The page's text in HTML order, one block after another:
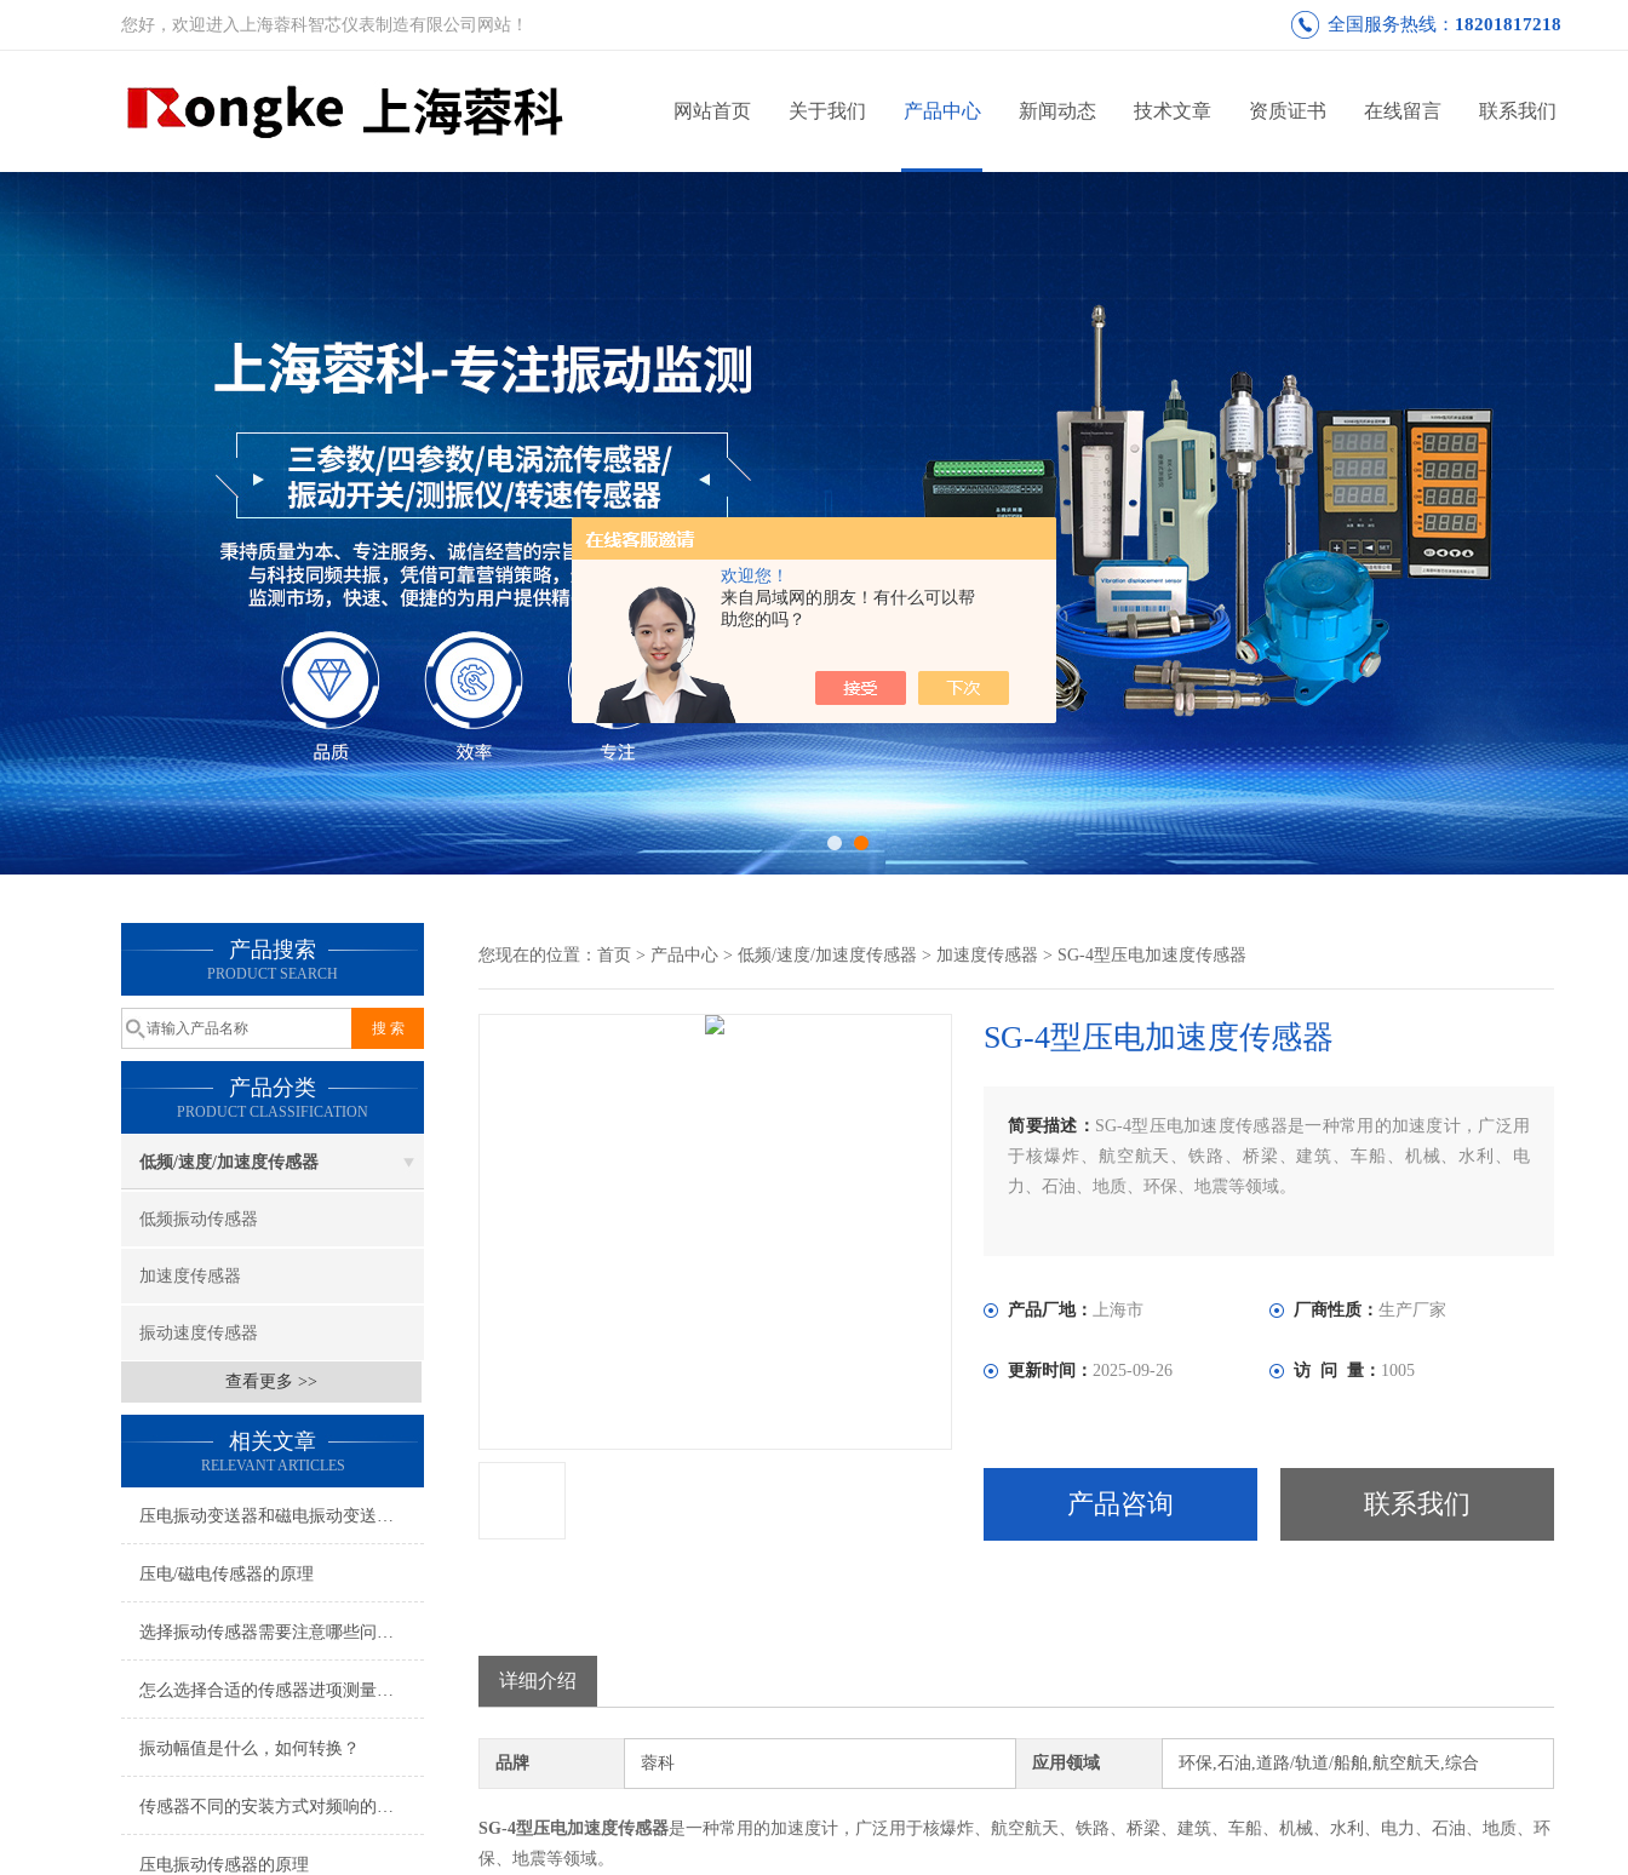
欢迎您！
来自局域网的朋友！有什么可以帮
助您的吗？
您好，欢迎进入上海蓉科智芯仪表制造有限公司网站！ 全国服务热线： 18201817218
网站首页 关于我们 产品中心 新闻动态 技术文章 资质证书 在线留言 联系我们
产品搜索
PRODUCT SEARCH
产品分类
PRODUCT CLASSIFICATION
低频/速度/加速度传感器
低频振动传感器
加速度传感器
振动速度传感器
查看更多 >>
相关文章
RELEVANT ARTICLES
压电振动变送器和磁电振动变送器在使用上的区别
压电/磁电传感器的原理
选择振动传感器需要注意哪些问题？
怎么选择合适的传感器进项测量，减少传感器测试带来的影响？
振动幅值是什么，如何转换？
传感器不同的安装方式对频响的影响?
压电振动传感器的原理
您现在的位置： 首页 > 产品中心 > 低频/速度/加速度传感器 > 加速度传感器 > SG-4型压电加速度传感器
SG-4型压电加速度传感器
简要描述： SG-4型压电加速度传感器是一种常用的加速度计，广泛用
于核爆炸、航空航天、铁路、桥梁、建筑、车船、机械、水利、电
力、石油、地质、环保、地震等领域。
产品厂地：上海市 厂商性质： 生产厂家
更新时间：2025-09-26 访 问 量： 1005
产品咨询 联系我们
详细介绍
品牌 蓉科 应用领域 环保,石油,道路/轨道/船舶,航空航天,综合
SG-4型压电加速度传感器是一种常用的加速度计，广泛用于核爆炸、航空航天、铁路、桥梁、建筑、车船、机械、水利、电力、石油、地质、环
保、地震等领域。